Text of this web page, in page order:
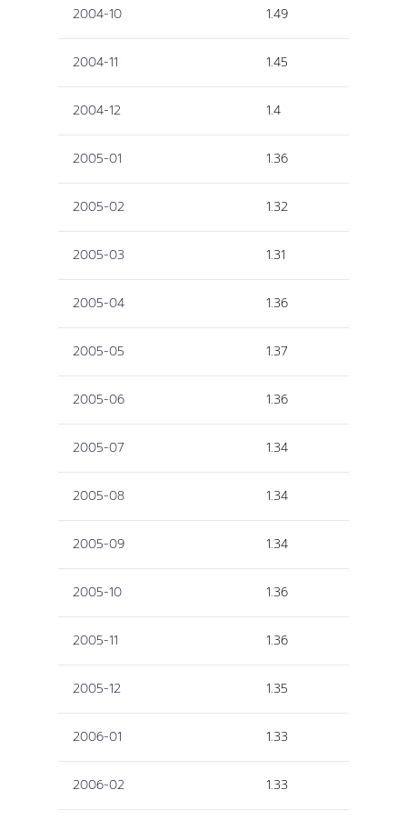
2004-10 1.49
2004-11 1.45
2004-12 1.4
2005-01 1.36
2005-02 1.32
2005-03 1.31
2005-04 1.36
2005-05 1.37
2005-06 1.36
2005-07 1.34
2005-08 1.34
2005-09 1.34
2005-10 1.36
2005-11 1.36
2005-12 1.35
2006-01 1.33
2006-02 1.33